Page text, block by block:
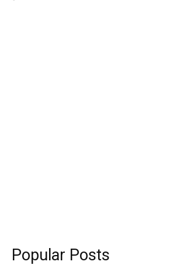
Popular Posts